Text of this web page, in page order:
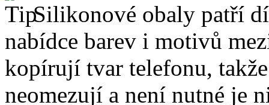
Silikonové obaly patří
nabídce barev i motivů
kopírují tvar telefonu,
neomezují a není nutné je